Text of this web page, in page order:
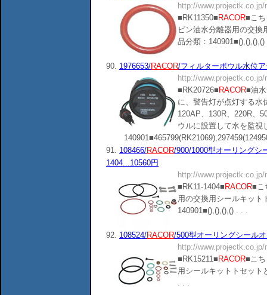
http://
■RK11350■ RACOR■こち
ビン油水分離器用の交
品分類：
90. 1976653/RACOR/フィルターボウル水位
http://
■RK20726■ RACOR■油
に、警告灯が点灯する水
120AP、130R、220R、
ウルに設置して水を監視
91. 108466/RACOR/900/1000型オーリングシ
1404...10560円
http://
■RK11-1404■ RACOR■こ
用の交換用シールキット
140901■(),(),(),() . . .
92. 108524/RACOR/500型オーリングシール
http://
■RK15211■ RACOR■こ
用シールキットトセット
. . .